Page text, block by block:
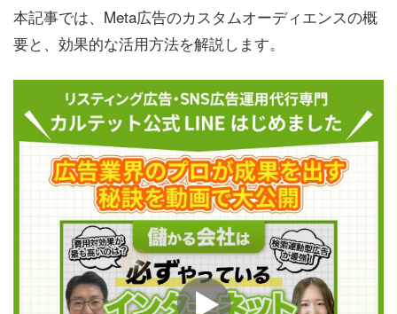
本記事では、Meta広告のカスタムオーディエンスの概
要と、効果的な活用方法を解説します。